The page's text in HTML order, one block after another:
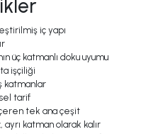
iç yapı
üç katmanlı doku uyumu
işçiliği
katmanlar
tarif
tek ana çeşit
katman olarak kalır